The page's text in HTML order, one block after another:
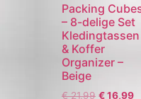
Packing
– 8-delige Set
Kledingtassen
& Koffer
Organizer –
Beige
€21,99 €16,99